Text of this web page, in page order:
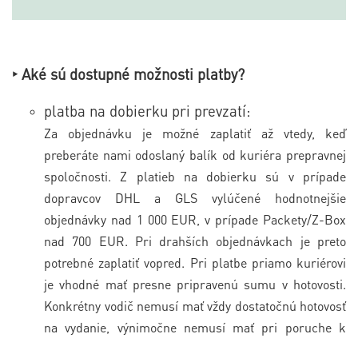
‣ Aké sú dostupné možnosti platby?
platba na dobierku pri prevzatí:
Za objednávku je možné zaplatiť až vtedy, keď
preberáte nami odoslaný balík od kuriéra prepravnej
spoločnosti. Z platieb na dobierku sú v prípade
dopravcov DHL a GLS vylúčené hodnotnejšie
objednávky nad 1 000 EUR, v prípade Packety/Z-Box
nad 700 EUR. Pri drahších objednávkach je preto
potrebné zaplatiť vopred. Pri platbe priamo kuriérovi
je vhodné mať presne pripravenú sumu v hotovosti.
Konkrétny vodič nemusí mať vždy dostatočnú hotovosť
na vydanie, výnimočne nemusí mať pri poruche k